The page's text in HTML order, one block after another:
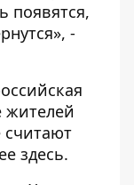
появятся,
-
жителей
считают
здесь.